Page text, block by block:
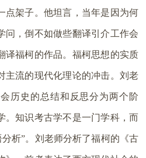
点架子。他坦言，当年是因为何
问，倒不如做些翻译引介工作会
译福柯的作品。福柯思想的实质
主流的现代化理论的冲击。刘老
历史的总结和反思分为两个阶
。知识考古学不是一门学科，而
析”。刘老师分析了福柯的《古